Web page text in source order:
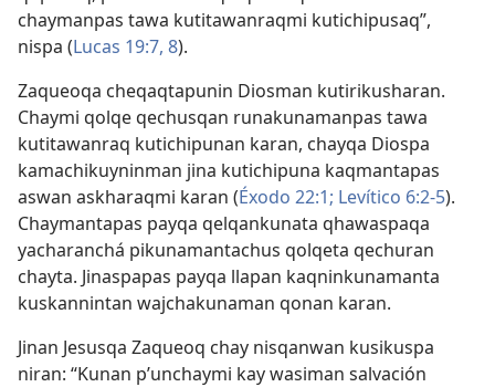
chaymanpas tawa kutitawanraqmi kutichipusaq”,
nispa (Lucas 19:7, 8).
Zaqueoqa cheqaqtapunin Diosman kutirikusharan.
Chaymi qolqe qechusqan runakunamanpas tawa
kutitawanraq kutichipunan karan, chayqa Diospa
kamachikuyninman jina kutichipuna kaqmantapas
aswan askharaqmi karan (Éxodo 22:1; Levítico 6:2-5).
Chaymantapas payqa qelqankunata qhawaspaqa
yacharanchá pikunamantachus qolqeta qechuran
chayta. Jinaspapas payqa llapan kaqninkunamanta
kuskannintan wajchakunaman qonan karan.
Jinan Jesusqa Zaqueoq chay nisqanwan kusikuspa
niran: “Kunan p’unchaymi kay wasiman salvación